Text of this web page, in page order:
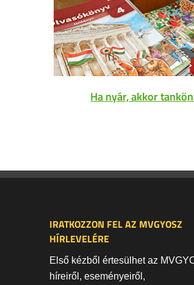
Ha nyár, akkor
IRATKOZZON FEL AZ MVGYOSZ
HÍRLEVELÉRE
Első kézből értesülhet az
híreiről, eseményeiről,